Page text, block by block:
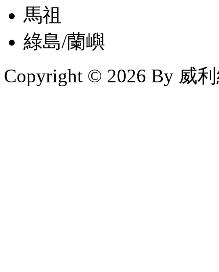
馬祖
綠島/蘭嶼
Copyright © 2026 By 威